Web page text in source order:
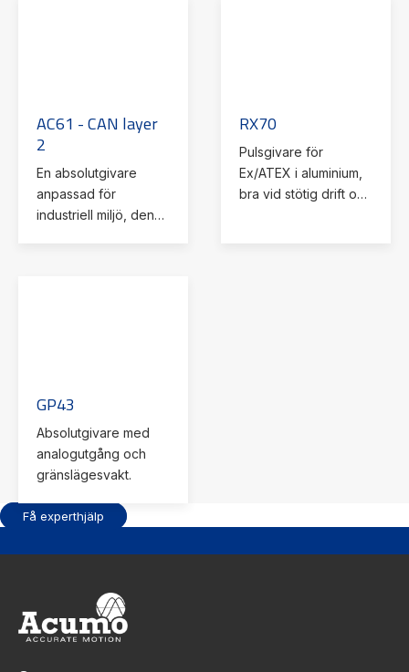
AC61 - CAN layer
2
En absolutgivare
anpassad för
industriell miljö, den
RX70
Pulsgivare för
Ex/ATEX i aluminium,
bra vid stötig drift och
GP43
Absolutgivare med
analogutgång och
gränslägesvakt.
Få experthjälp